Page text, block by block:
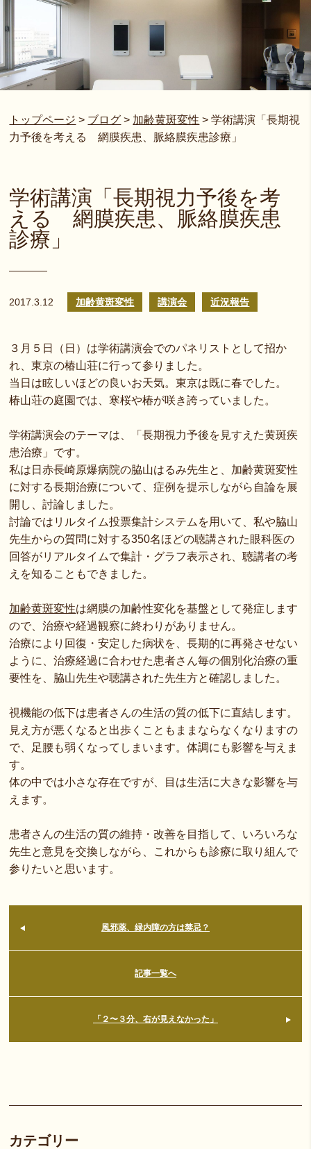
トップページ > ブログ > 加齢黄斑変性 >学術講演「長期視
力予後を考える 網膜疾患、脈絡膜疾患診療」
学術講演「長期視力予後を考
える 網膜疾患、脈絡膜疾患
診療」
2017.3.12 加齢黄斑変性 講演会 近況報告
３月５日（日）は学術講演会でのパネリストとして招か
れ、東京の椿山荘に行って参りました。
当日は眩しいほどの良いお天気。東京は既に春でした。
椿山荘の庭園では、寒桜や椿が咲き誇っていました。
学術講演会のテーマは、「長期視力予後を見すえた黄斑疾
患治療」です。
私は日赤長崎原爆病院の脇山はるみ先生と、加齢黄斑変性
に対する長期治療について、症例を提示しながら自論を展
開し、討論しました。
討論ではリルタイム投票集計システムを用いて、私や脇山
先生からの質問に対する350名ほどの聴講された眼科医の
回答がリアルタイムで集計・グラフ表示され、聴講者の考
えを知ることもできました。
加齢黄斑変性は網膜の加齢性変化を基盤として発症します
ので、治療や経過観察に終わりがありません。
治療により回復・安定した病状を、長期的に再発させない
ように、治療経過に合わせた患者さん毎の個別化治療の重
要性を、脇山先生や聴講された先生方と確認しました。
視機能の低下は患者さんの生活の質の低下に直結します。
見え方が悪くなると出歩くこともままならなくなりますの
で、足腰も弱くなってしまいます。体調にも影響を与えま
す。
体の中では小さな存在ですが、目は生活に大きな影響を与
えます。
患者さんの生活の質の維持・改善を目指して、いろいろな
先生と意見を交換しながら、これからも診療に取り組んで
参りたいと思います。
風邪薬、緑内障の方は禁忌？
記事一覧へ
「２〜３分、右が見えなかった」
カテゴリー